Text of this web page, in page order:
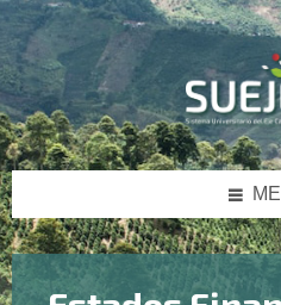
Skip
content
Skip
left
sidebar
Skip
right
sidebar
Skip
footer